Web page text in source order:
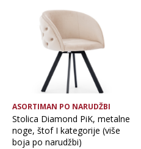
ASORTIMAN PO NARUDŽBI
Stolica Diamond PiK, metalne
noge, štof I kategorije (više
boja po narudžbi)